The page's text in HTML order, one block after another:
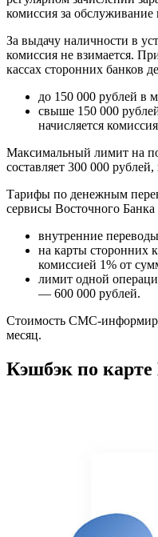
комиссия за обслуживание
За выдачу наличности в
комиссия не взимается.
кассах сторонних банков
до 150 000 рублей в
свыше 150 000
начисляется
Максимальный лимит на
составляет 300 000
Тарифы по денежным
сервисы Восточного
внутренние
на карты сторонних
комиссией 1% от
лимит одной
— 600 000 рублей.
Стоимость СМС-
месяц.
Кэшбэк по